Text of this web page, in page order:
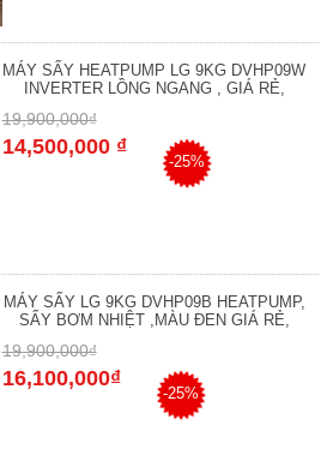
MÁY SẤY HEATPUMP LG 9KG DVHP09W
INVERTER LỒNG NGANG , GIÁ RẺ,
19,900,000₫
14,500,000 ₫
-25%
MÁY SẤY LG 9KG DVHP09B HEATPUMP,
SẤY BƠM NHIỆT ,MÀU ĐEN GIÁ RẺ,
19,900,000₫
16,100,000₫
-25%